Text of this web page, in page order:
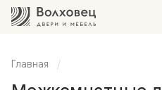
Главная